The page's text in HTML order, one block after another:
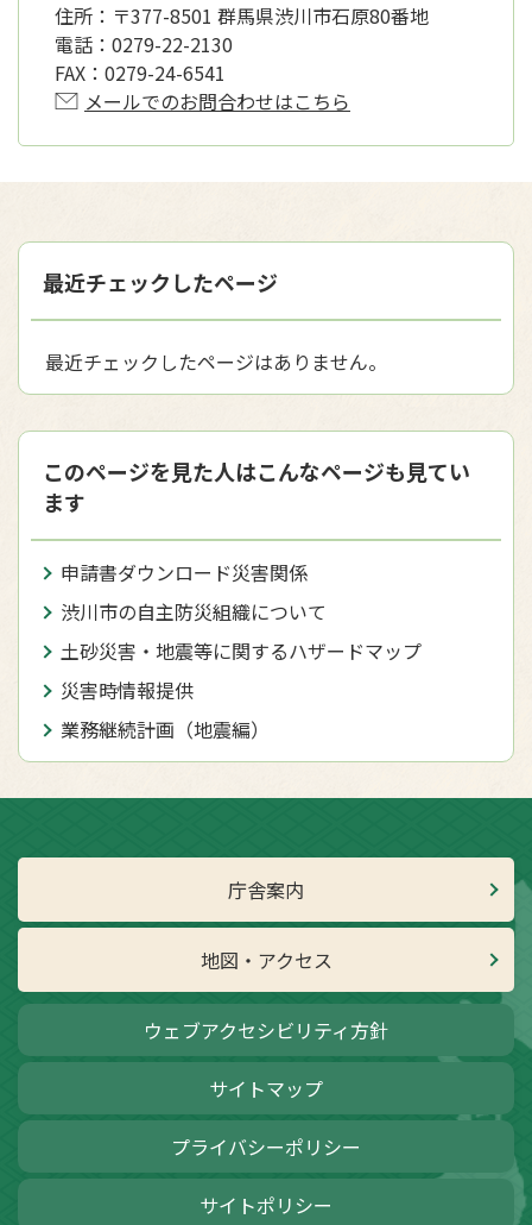
住所： 〒377-8501 群馬県渋川市石原80番地
電話： 0279-22-2130
FAX： 0279-24-6541
メールでのお問合わせはこちら
最近チェックしたページ
最近チェックしたページはありません。
このページを見た人はこんなページも見てい
ます
申請書ダウンロード災害関係
渋川市の自主防災組織について
土砂災害・地震等に関するハザードマップ
災害時情報提供
業務継続計画（地震編）
庁舎案内
地図・アクセス
ウェブアクセシビリティ方針
サイトマップ
プライバシーポリシー
サイトポリシー